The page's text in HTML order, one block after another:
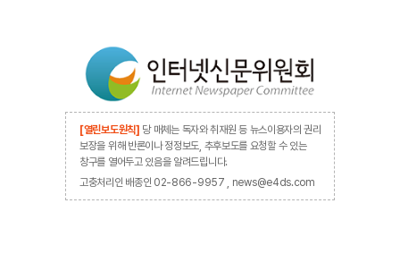
[열린보도원칙] 당 매체는 독자와 취재원 등 뉴스이용자의 권리
보장을 위해 반론이나 정정보도, 추후보도를 요청할 수 있는
창구를 열어두고 있음을 알려드립니다.
고충처리인 배종인 02-866-9957 , news@e4ds.com